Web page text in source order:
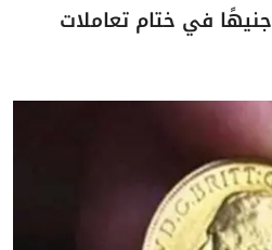
سعر الذهب يتراجع 25 جنيهًا في ختام تعاملات